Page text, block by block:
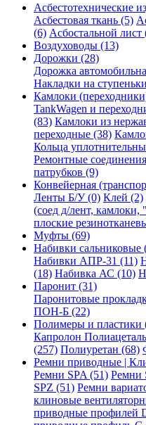
Асбестотехнические
Асбестовая ткань (5)
(6) Асбостальной лист
Воздуховоды (13)
Дорожки (28)
Дорожка
Накладки на
Камлоки
TankWagen и
(83) Камлоки из
переходные (38)
Кольца
Ремонтные
патрубков (9)
Конвейерная
Ленты Б/У (0) Клей (2)
(соед д/лент,
плоские
Муфты (69)
Набивки сальниковые
Набивки АПР-31 (11)
(18) Набивка АС (10)
Паронит (31)
Паронитовые
ПОН-Б (22)
Полимеры и пластики
Капролон
(257) Полиуретан (68)
Ремни приводные |
Ремни SPA (51) Ремни
SPZ (51) Ремни
клиновые
приводные профилей